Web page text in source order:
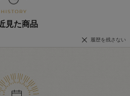
見た商品
履歴を残さない